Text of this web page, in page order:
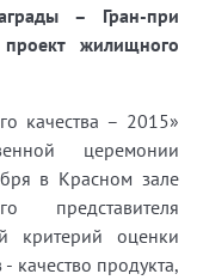
– Гран-при
жилищного
качества – 2015»
церемонии
в Красном зале
представителя
критерий оценки
качество продукта,